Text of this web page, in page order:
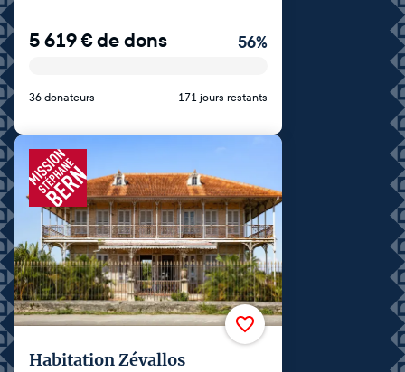
5 619€de dons 56%
36 donateurs 171 jours restants
Habitation Zévallos